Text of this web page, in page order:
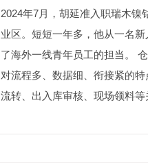
2024年7月，胡延准入职瑞木镍
业区。短短一年多，他从一名
了海外一线青年员工的担当。
对流程多、数据细、衔接紧的
流转、出入库审核、现场领料